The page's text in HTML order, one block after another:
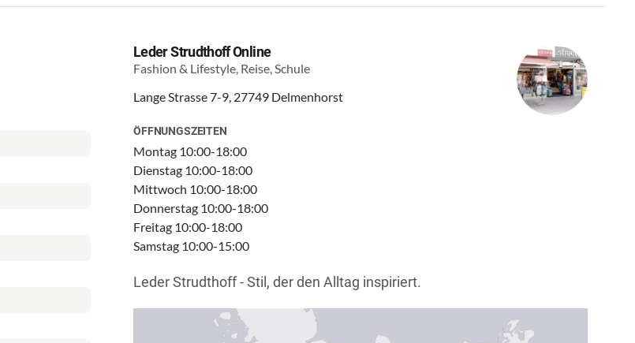
Leder Strudthoff Online
Fashion & Lifestyle, Reise, Schule
Lange Strasse 7-9, 27749 Delmenhorst
ÖFFNUNGSZEITEN
Montag 10:00-18:00
Dienstag 10:00-18:00
Mittwoch 10:00-18:00
Donnerstag 10:00-18:00
Freitag 10:00-18:00
Samstag 10:00-15:00
Leder Strudthoff - Stil, der den Alltag inspiriert.